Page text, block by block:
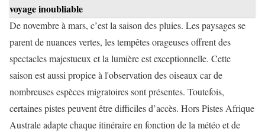
voyage inoubliable
De novembre à mars, c’est la saison des pluies. Les paysages se
parent de nuances vertes, les tempêtes orageuses offrent des
spectacles majestueux et la lumière est exceptionnelle. Cette
saison est aussi propice à l'observation des oiseaux car de
nombreuses espèces migratoires sont présentes. Toutefois,
certaines pistes peuvent être difficiles d’accès. Hors Pistes Afrique
Australe adapte chaque itinéraire en fonction de la météo et de